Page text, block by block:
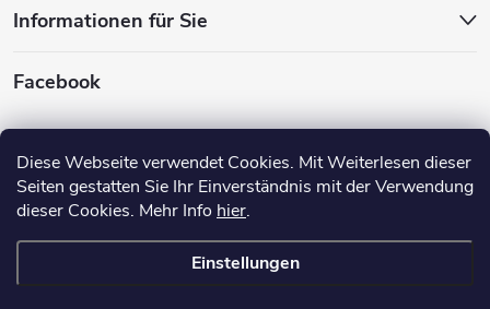
Diese Webseite verwendet Cookies. Mit Weiterlesen dieser
Seiten gestatten Sie Ihr Einverständnis mit der Verwendung
dieser Cookies. Mehr Info hier.
Einstellungen
Informationen für Sie
Facebook